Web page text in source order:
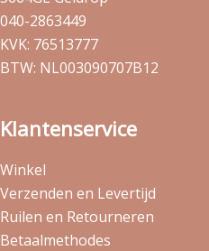
040-2863449
KVK: 76513777
BTW: NL003090707B12
Klantenservice
Winkel
Verzenden en Levertijd
Ruilen en Retourneren
Betaalmethodes